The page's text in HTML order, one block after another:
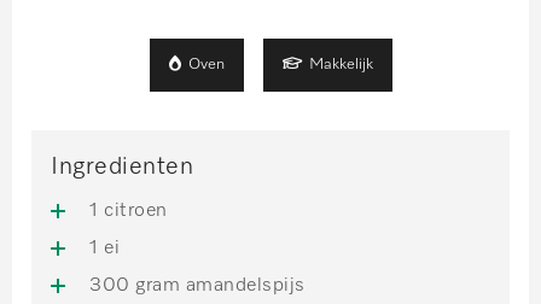
Oven Makkelijk
Ingredienten
1 citroen
1 ei
300 gram amandelspijs